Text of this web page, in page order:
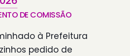
DE COMISSÃO
à Prefeitura
pedido de